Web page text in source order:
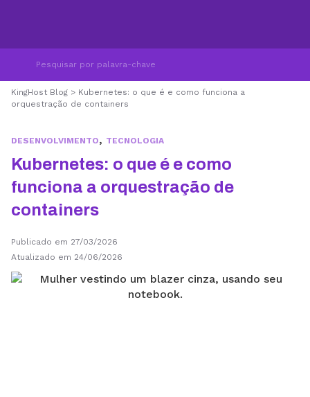
KingHost Blog > Kubernetes: o que é e como funciona a
orquestração de containers
DESENVOLVIMENTO, TECNOLOGIA
Kubernetes: o que é e como
funciona a orquestração de
containers
Publicado em 27/03/2026
Atualizado em 24/06/2026